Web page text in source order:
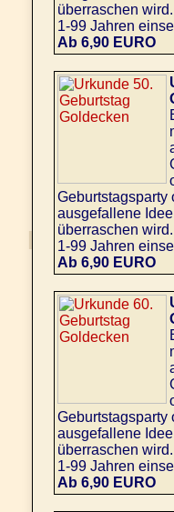
überraschen
1-99 Jahren
Ab 6,90 EURO
Geburtstagsparty
ausgefallene
überraschen
1-99 Jahren
Ab 6,90 EURO
Geburtstagsparty
ausgefallene
überraschen
1-99 Jahren
Ab 6,90 EURO